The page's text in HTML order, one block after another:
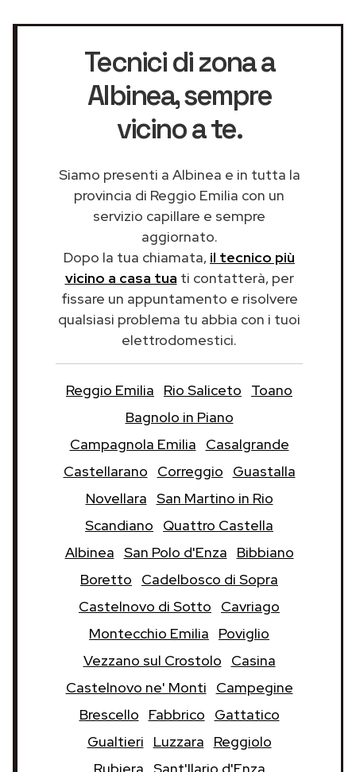
Tecnici di zona a
Albinea, sempre
vicino a te.
Siamo presenti a Albinea e in tutta la
provincia di Reggio Emilia con un
servizio capillare e sempre
aggiornato.
Dopo la tua chiamata, il tecnico più
vicino a casa tua ti contatterà, per
fissare un appuntamento e risolvere
qualsiasi problema tu abbia con i tuoi
elettrodomestici.
Reggio Emilia Rio Saliceto
Toano
Bagnolo in Piano
Campagnola Emilia
Casalgrande
Castellarano
Correggio
Guastalla
Novellara San Martino in Rio
Scandiano
Quattro Castella
Albinea San Polo d'Enza
Bibbiano
Boretto
Cadelbosco di Sopra
Castelnovo di Sotto
Cavriago
Montecchio Emilia
Poviglio
Vezzano sul Crostolo
Casina
Castelnovo ne' Monti
Campegine
Brescello
Fabbrico
Gattatico
Gualtieri
Luzzara
Reggiolo
Rubiera Sant'Ilario d'Enza